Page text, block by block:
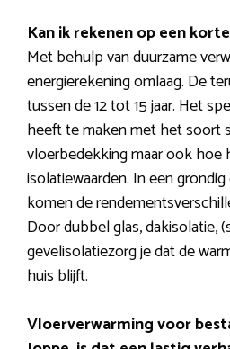
Kan ik rekenen op een
Met behulp van duurzame
energierekening omlaag. De
tussen de 12 tot 15 jaar. Het
heeft te maken met het soort
vloerbedekking maar ook hoe
isolatiewaarden. In een
komen de
Door dubbel glas, dakisolatie,
gevelisolatiezorg je dat de
huis blijft.
Vloerverwarming voor